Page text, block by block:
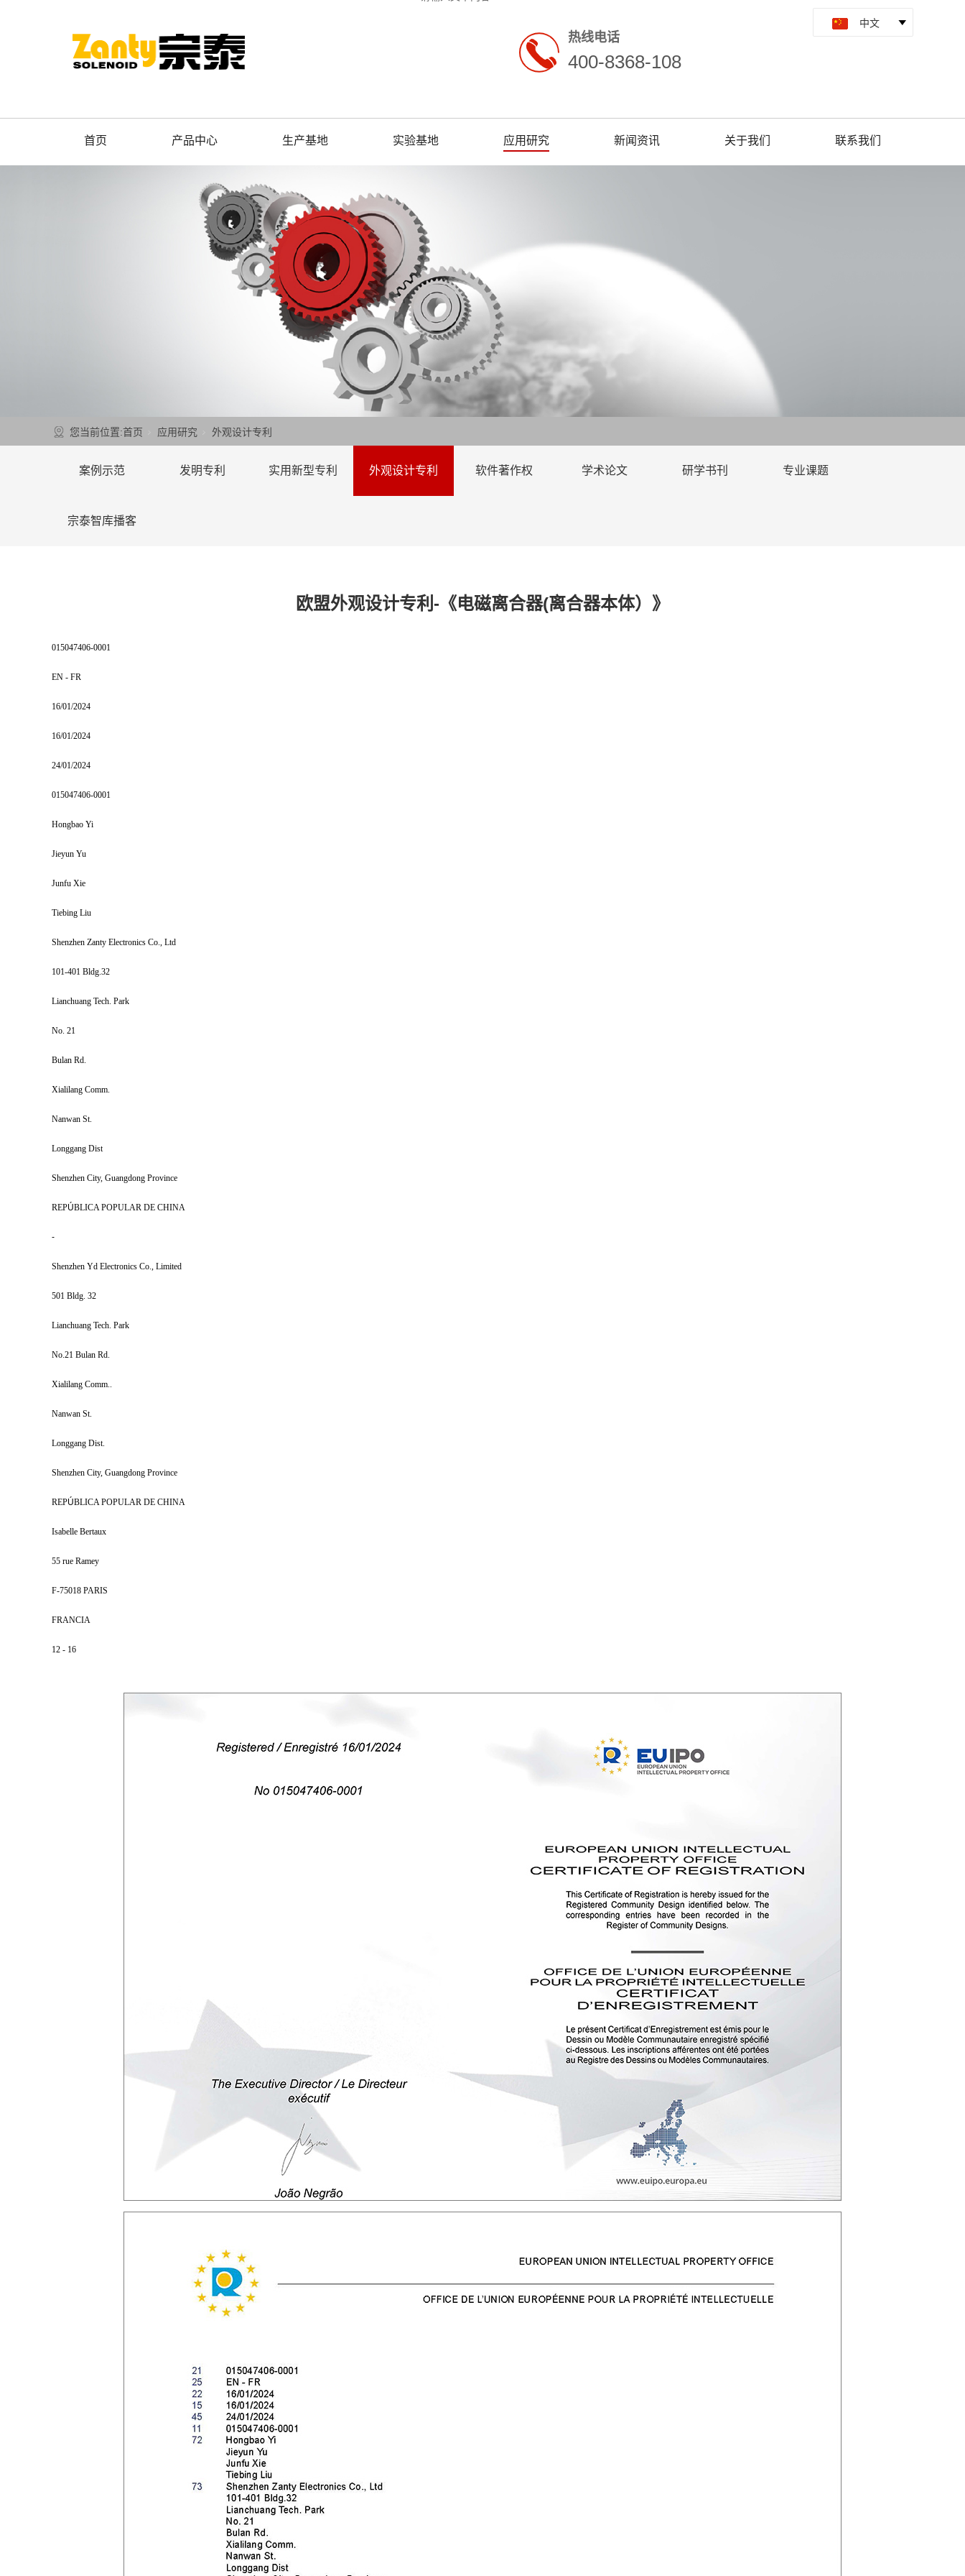
热线电话
400-8368-108
首页 产品中心 生产基地 实验基地 应用研究 新闻资讯 关于我们 联系我们
您当前位置:首页 应用研究 外观设计专利
案例示范 发明专利 实用新型专利 外观设计专利 软件著作权 学术论文 研学书刊 专业课题
宗泰智库播客
欧盟外观设计专利-《电磁离合器(离合器本体）》
015047406-0001
EN - FR
16/01/2024
16/01/2024
24/01/2024
015047406-0001
Hongbao Yi
Jieyun Yu
Junfu Xie
Tiebing Liu
Shenzhen Zanty Electronics Co., Ltd
101-401 Bldg.32
Lianchuang Tech. Park
No. 21
Bulan Rd.
Xialilang Comm.
Nanwan St.
Longgang Dist
Shenzhen City, Guangdong Province
REPÚBLICA POPULAR DE CHINA
-
Shenzhen Yd Electronics Co., Limited
501 Bldg. 32
Lianchuang Tech. Park
No.21 Bulan Rd.
Xialilang Comm..
Nanwan St.
Longgang Dist.
Shenzhen City, Guangdong Province
REPÚBLICA POPULAR DE CHINA
Isabelle Bertaux
55 rue Ramey
F-75018 PARIS
FRANCIA
12 - 16